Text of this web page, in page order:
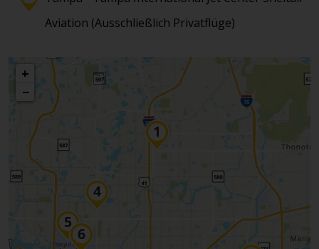
Aviation (Ausschließlich Privatflüge)
+
−